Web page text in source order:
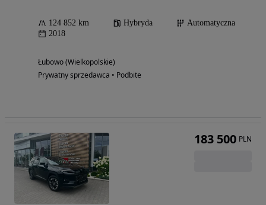
124 852 km Hybryda
Automatyczna
2018
Łubowo (Wielkopolskie)
Prywatny sprzedawca • Podbite
183 500 PLN